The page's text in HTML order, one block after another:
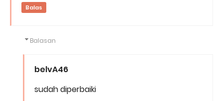
Balas
Balasan
belvA46
sudah diperbaiki